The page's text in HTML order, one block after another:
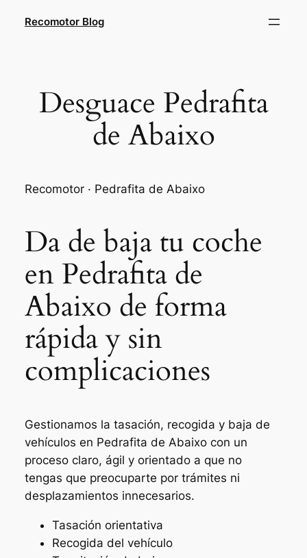
Recomotor Blog
Desguace Pedrafita
de Abaixo
Recomotor · Pedrafita de Abaixo
Da de baja tu coche
en Pedrafita de
Abaixo de forma
rápida y sin
complicaciones
Gestionamos la tasación, recogida y baja de
vehículos en Pedrafita de Abaixo con un
proceso claro, ágil y orientado a que no
tengas que preocuparte por trámites ni
desplazamientos innecesarios.
Tasación orientativa
Recogida del vehículo